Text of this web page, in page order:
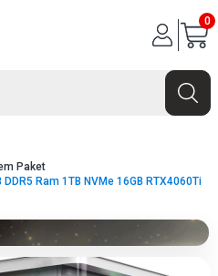
0
Paket
Ram 1TB NVMe 16GB RTX4060Ti